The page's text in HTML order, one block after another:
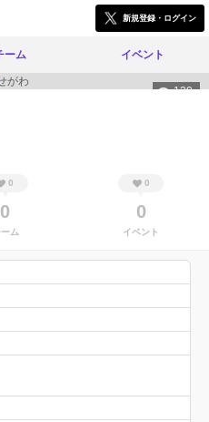
新規登録・ログイン
ーム イベント
139
0
0
ム
0
0
イベント